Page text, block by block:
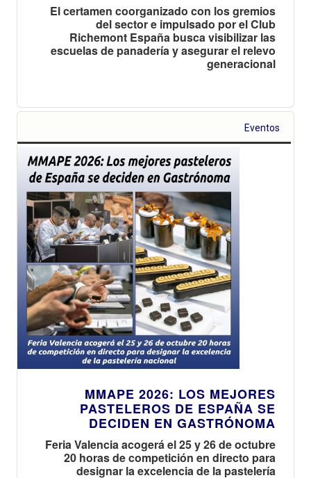
El certamen coorganizado con los gremios
del sector e impulsado por el Club
Richemont España busca visibilizar las
escuelas de panadería y asegurar el relevo
generacional
Eventos
MMAPE 2026: LOS MEJORES
PASTELEROS DE ESPAÑA SE
DECIDEN EN GASTRÓNOMA
Feria Valencia acogerá el 25 y 26 de octubre
20 horas de competición en directo para
designar la excelencia de la pastelería